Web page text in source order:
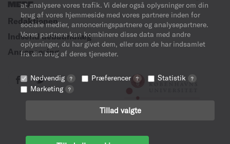
at analysere vores trafik. Vi deler også oplysninger om din
brug af vores hjemmeside med vores partnere inden for
sociale medier, annonceringspartnere og analysepartnere.
Vores partnere kan kombinere disse data med andre
oplysninger, du har givet dem, eller som de har indsamlet
fra din brug af deres tjenester.
Nødvendig ? Præferencer ? Statistik ?
Marketing ?
Tillad valgte
MERE
Redaktionen
Indsend debatindlæg
Annoncering